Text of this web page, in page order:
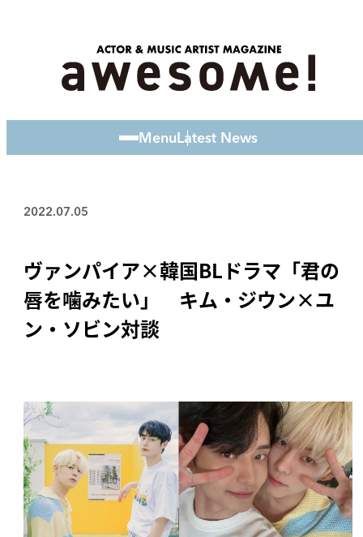
MenuLatest News
2022.07.05
ヴァンパイア×韓国BLドラマ「君の
唇を噛みたい」 キム・ジウン×ユ
ン・ソビン対談